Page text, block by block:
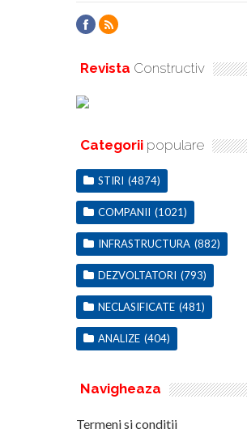
Revista Constructiv
Categorii populare
STIRI (4874)
COMPANII (1021)
INFRASTRUCTURA (882)
DEZVOLTATORI (793)
NECLASIFICATE (481)
ANALIZE (404)
Navigheaza
Termeni si conditii